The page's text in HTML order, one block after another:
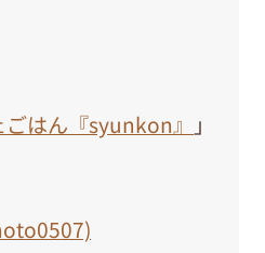
はん『syunkon』 」